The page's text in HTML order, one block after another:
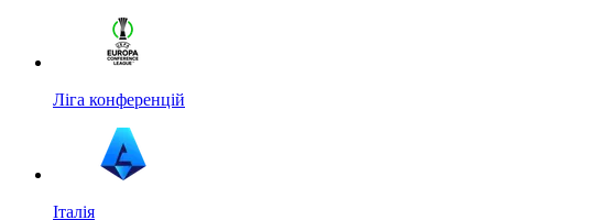
Ліга конференцій
Італія